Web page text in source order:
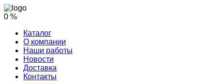
0 %
Каталог
О компании
Наши работы
Новости
Доставка
Контакты